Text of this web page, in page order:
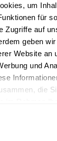
um
für
Zugriffe auf
geben
Website an
und
die
24363